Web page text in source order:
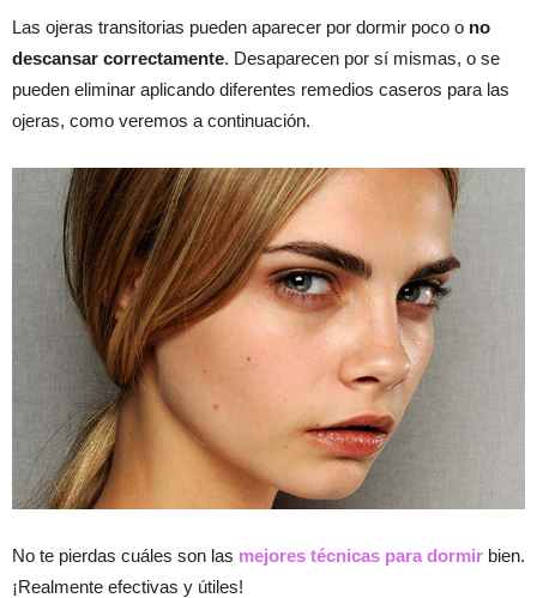
Las ojeras transitorias pueden aparecer por dormir poco o no
descansar correctamente. Desaparecen por sí mismas, o se
pueden eliminar aplicando diferentes remedios caseros para las
ojeras, como veremos a continuación.
No te pierdas cuáles son las mejores técnicas para dormir bien.
¡Realmente efectivas y útiles!